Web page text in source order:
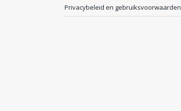
Privacybeleid en gebruiksvoorwaarden